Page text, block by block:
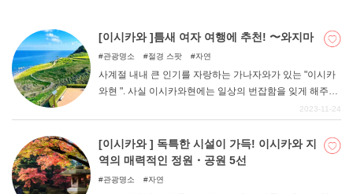
[이시카와 ]틈새 여자 여행에 추천! 〜와지마
관광명소 절경 스팟 자연
사계절 내내 큰 인기를 자랑하는 가나자와가 있는 "이시카
와현 ". 사실 이시카와현에는 일상의 번잡함을 잊게 해주는
대자연을 느낄 수 있는 장소가 있다는 것을 알고 계셨나요?
는 명소와 자연과 시골의 정겨움을 느낄 수 있는 장소가 많
이 있다. 이번 기사에서는 와지마 아침시장과 와지마누리
는 물론, 차로 조금만 가면 도착하는 와쿠라를 중심으로 드
2023-11-24
[이시카와 ] 독특한 시설이 가득! 이시카와 지
역의 매력적인 정원・공원 5선
관광명소 자연